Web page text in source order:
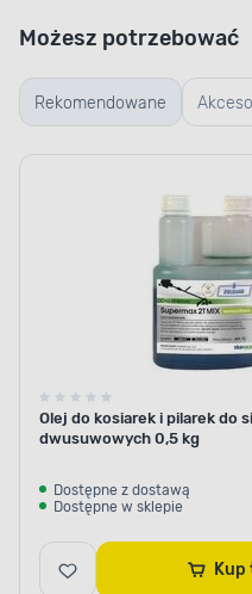
Rekomendowane
Możesz potrzebować
Olej do kosiarek i pilarek do
dwusuwowych 0,5 kg
Dostępne z dostawą
Dostępne w sklepie